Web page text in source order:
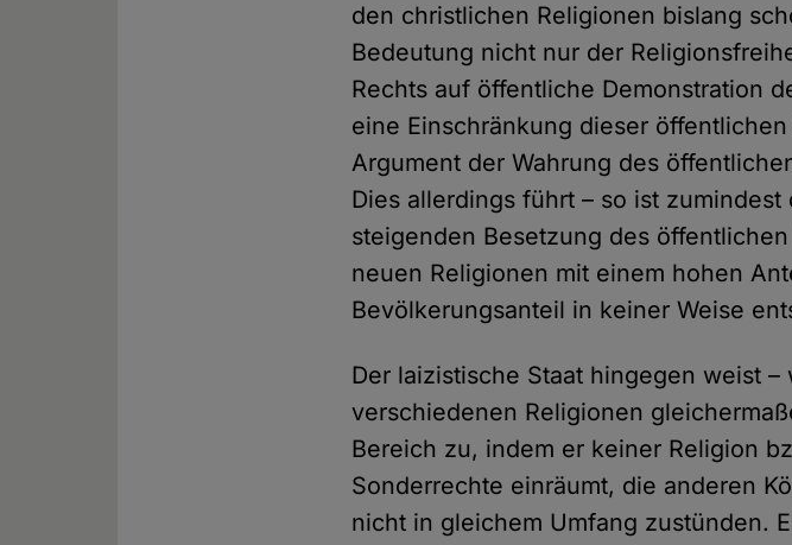
den christlichen Religionen bislang
Bedeutung nicht nur der
Rechts auf öffentliche Demonstration
eine Einschränkung dieser
Argument der Wahrung des
Dies allerdings führt – so ist
steigenden Besetzung des
neuen Religionen mit einem hohen
Bevölkerungsanteil in keiner Weise
Der laizistische Staat hingegen weist
verschiedenen Religionen
Bereich zu, indem er keiner Religion
Sonderrechte einräumt, die anderen
nicht in gleichem Umfang zustünden.